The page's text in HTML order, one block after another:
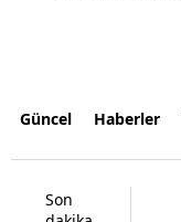
Güncel Haberler
Son